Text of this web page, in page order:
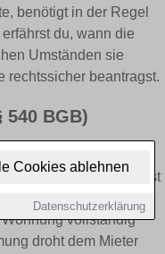
Cookies ablehnen
Datenschutzerklärung
benötigt in der Regel
du, wann die
Umständen sie
rechtssicher beantragst.
540 BGB)
jede Überlassung der
Die Zustimmung ist
nicht zum
vollständig
droht dem Mieter